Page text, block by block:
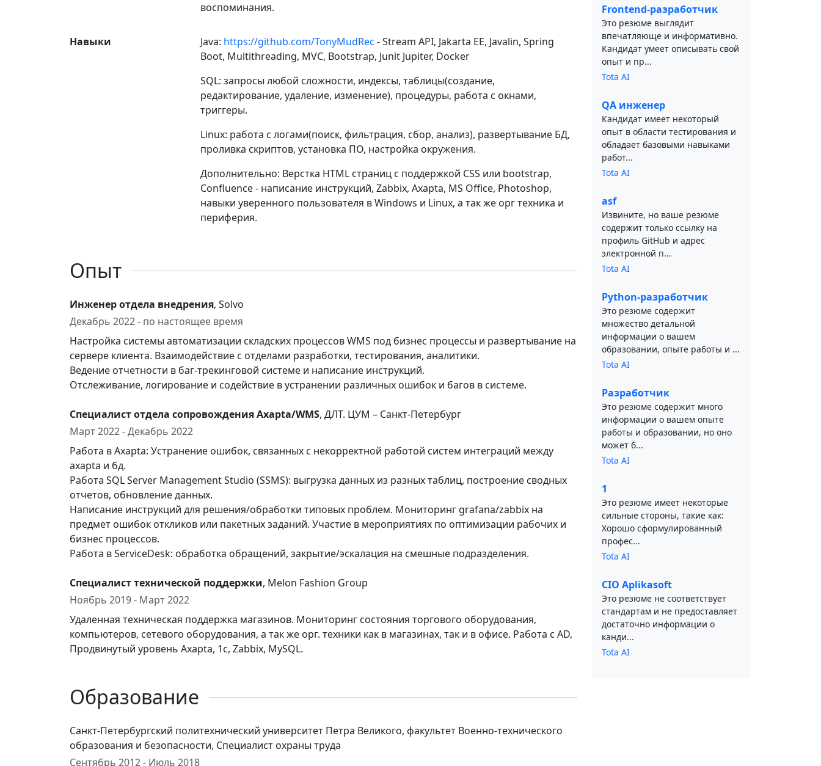
воспоминания.
Навыки Java: https://github.com/TonyMudRec - Stream API, Jakarta EE, Javalin, Spring
Boot, Multithreading, MVC, Bootstrap, Junit Jupiter, Docker
SQL: запросы любой сложности, индексы, таблицы(создание,
редактирование, удаление, изменение), процедуры, работа с окнами,
триггеры.
Linux: работа с логами(поиск, фильтрация, сбор, анализ), развертывание БД,
проливка скриптов, установка ПО, настройка окружения.
Дополнительно: Верстка HTML страниц с поддержкой CSS или bootstrap,
Confluence - написание инструкций, Zabbix, Axapta, MS Office, Photoshop,
навыки уверенного пользователя в Windows и Linux, а так же орг техника и
периферия.
Опыт
Инженер отдела внедрения, Solvo
Декабрь 2022 - по настоящее время
Настройка системы автоматизации складских процессов WMS под бизнес процессы и развертывание на
сервере клиента. Взаимодействие с отделами разработки, тестирования, аналитики.
Ведение отчетности в баг-трекинговой системе и написание инструкций.
Отслеживание, логирование и содействие в устранении различных ошибок и багов в системе.
Специалист отдела сопровождения Axapta/WMS, ДЛТ. ЦУМ – Санкт-Петербург
Март 2022 - Декабрь 2022
Работа в Axapta: Устранение ошибок, связанных с некорректной работой систем интеграций между
axapta и бд.
Работа SQL Server Management Studio (SSMS): выгрузка данных из разных таблиц, построение сводных
отчетов, обновление данных.
Написание инструкций для решения/обработки типовых проблем. Мониторинг grafana/zabbix на
предмет ошибок откликов или пакетных заданий. Участие в мероприятиях по оптимизации рабочих и
бизнес процессов.
Работа в ServiceDesk: обработка обращений, закрытие/эскалация на смешные подразделения.
Специалист технической поддержки, Melon Fashion Group
Ноябрь 2019 - Март 2022
Удаленная техническая поддержка магазинов. Мониторинг состояния торгового оборудования,
компьютеров, сетевого оборудования, а так же орг. техники как в магазинах, так и в офисе. Работа с AD,
Продвинутый уровень Axapta, 1c, Zabbix, MySQL.
Образование
Санкт-Петербургский политехнический университет Петра Великого, факультет Военно-технического
образования и безопасности, Специалист охраны труда
Сентябрь 2012 - Июль 2018
Frontend-разработчик
Это резюме выглядит
впечатляюще и информативно.
Кандидат умеет описывать свой
опыт и пр...
Tota AI
QA инженер
Кандидат имеет некоторый
опыт в области тестирования и
обладает базовыми навыками
работ...
Tota AI
asf
Извините, но ваше резюме
содержит только ссылку на
профиль GitHub и адрес
электронной п...
Tota AI
Python-разработчик
Это резюме содержит
множество детальной
информации о вашем
образовании, опыте работы и ...
Tota AI
Разработчик
Это резюме содержит много
информации о вашем опыте
работы и образовании, но оно
может б...
Tota AI
1
Это резюме имеет некоторые
сильные стороны, такие как:
Хорошо сформулированный
профес...
Tota AI
CIO Aplikasoft
Это резюме не соответствует
стандартам и не предоставляет
достаточно информации о
канди...
Tota AI